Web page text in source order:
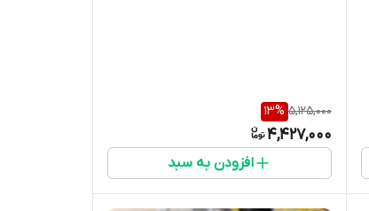
5,125,000
13%
4,427,000
افزودن به سبد